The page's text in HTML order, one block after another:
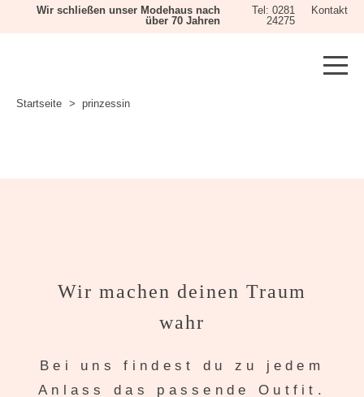
Wir schließen unser Modehaus nach
über 70 Jahren
Tel: 0281
24275
Kontakt
Startseite prinzessin
Wir machen deinen Traum
wahr
Bei uns findest du zu jedem
Anlass das passende Outfit.